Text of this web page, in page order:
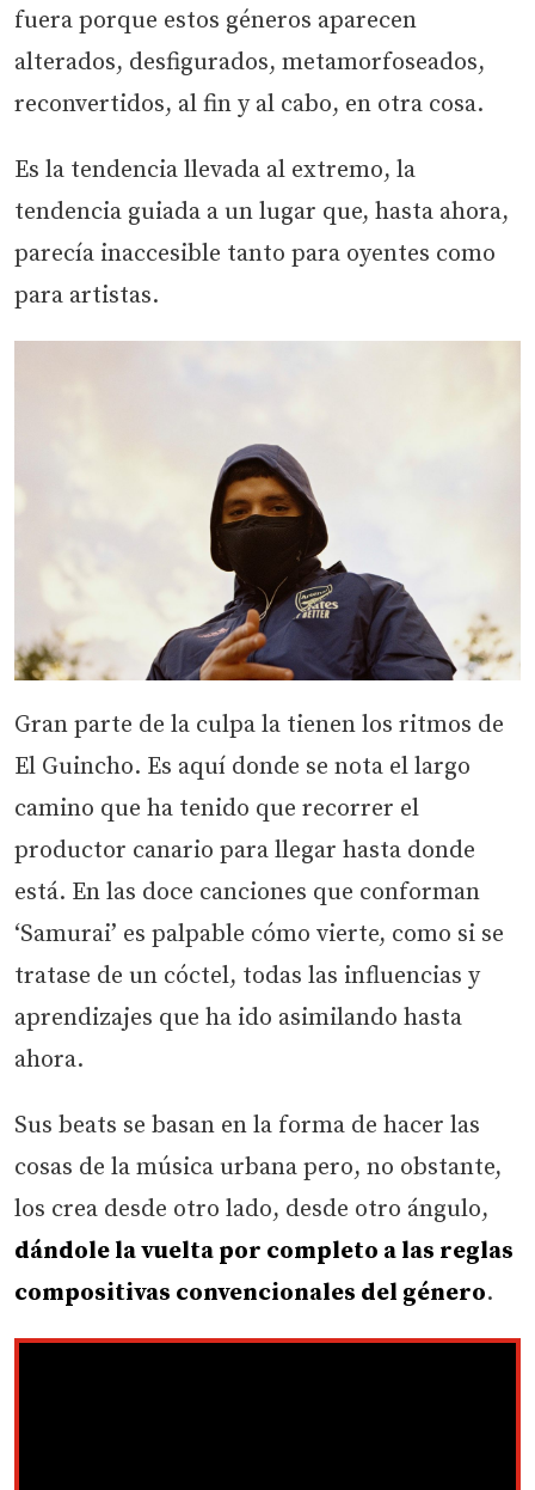
fuera porque estos géneros aparecen
alterados, desfigurados, metamorfoseados,
reconvertidos, al fin y al cabo, en otra cosa.
Es la tendencia llevada al extremo, la
tendencia guiada a un lugar que, hasta ahora,
parecía inaccesible tanto para oyentes como
para artistas.
Gran parte de la culpa la tienen los ritmos de
El Guincho. Es aquí donde se nota el largo
camino que ha tenido que recorrer el
productor canario para llegar hasta donde
está. En las doce canciones que conforman
‘Samurai’ es palpable cómo vierte, como si se
tratase de un cóctel, todas las influencias y
aprendizajes que ha ido asimilando hasta
ahora.
Sus beats se basan en la forma de hacer las
cosas de la música urbana pero, no obstante,
los crea desde otro lado, desde otro ángulo,
dándole la vuelta por completo a las reglas
compositivas convencionales del género.